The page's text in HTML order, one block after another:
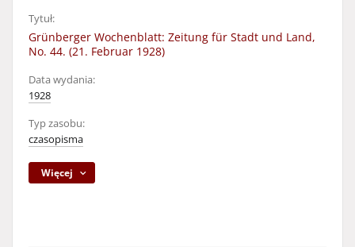
Tytuł:
Grünberger Wochenblatt: Zeitung für Stadt und Land,
No. 44. (21. Februar 1928)
Data wydania:
1928
Typ zasobu:
czasopisma
Więcej